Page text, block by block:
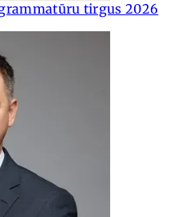
tirgus 2026